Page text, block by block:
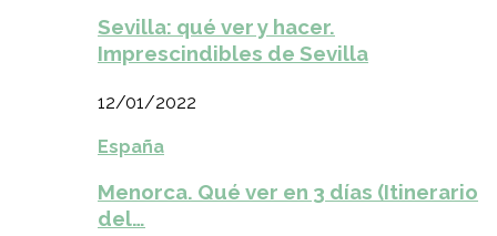
Sevilla: qué ver y hacer.
Imprescindibles de Sevilla
12/01/2022
España
Menorca. Qué ver en 3 días (Itinerario
del…